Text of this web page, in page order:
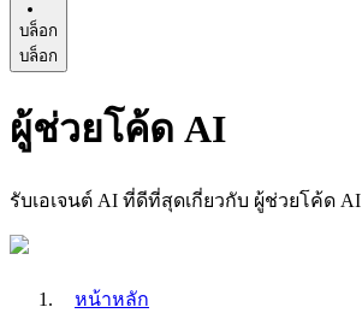
บล็อก
บล็อก
ผู้ช่วยโค้ด AI
รับเอเจนต์ AI ที่ดีที่สุดเกี่ยวกับ ผู้ช่วยโค้ด AI
หน้าหลัก